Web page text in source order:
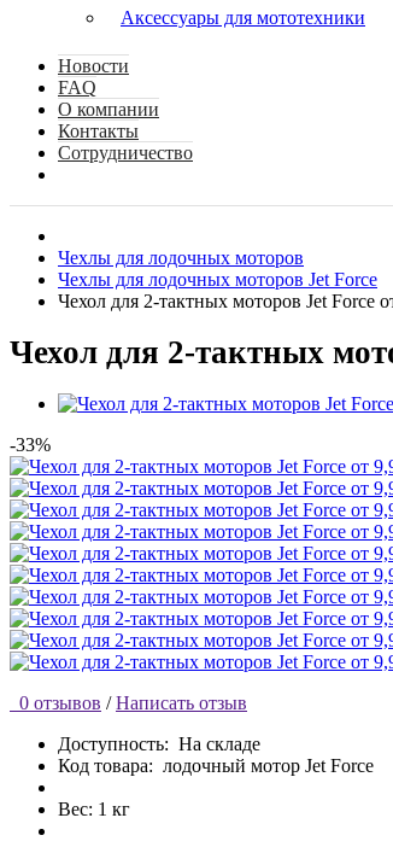
Аксессуары для мототехники
Новости
FAQ
О компании
Контакты
Сотрудничество
Чехлы для лодочных моторов
Чехлы для лодочных моторов Jet Force
Чехол для 2-тактных моторов Jet Force
Чехол для 2-тактных
-33%
0 отзывов / Написать отзыв
Доступность: На складе
Код товара: лодочный мотор Jet Force
Вес: 1 кг